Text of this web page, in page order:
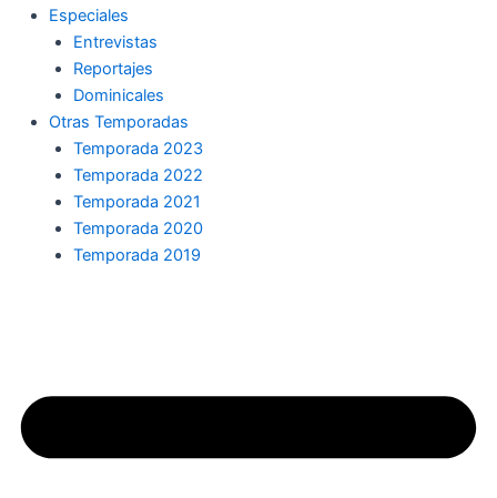
Especiales
Entrevistas
Reportajes
Dominicales
Otras Temporadas
Temporada 2023
Temporada 2022
Temporada 2021
Temporada 2020
Temporada 2019